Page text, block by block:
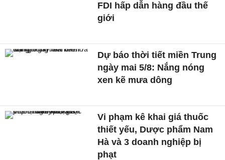
FDI hấp dẫn hàng đầu thế
giới
Dự báo thời tiết miền Trung
ngày mai 5/8: Nắng nóng
xen kẽ mưa dông
Vi phạm kê khai giá thuốc
thiết yếu, Dược phẩm Nam
Hà và 3 doanh nghiệp bị
phạt